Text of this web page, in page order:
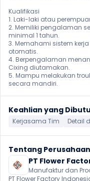
Kualifikasi
1. Laki-laki atau
2. Memiliki pengalaman
minimal 1 tahun.
3. Memahami sistem
otomatis.
4. Berpengalaman
Cixing diutamakan.
5. Mampu melakukan
secara mandiri.
Keahlian yang
Kerjasama Tim Detail
Tentang Perusahaan
PT Flower
Manufaktur dan
PT Flower Factory